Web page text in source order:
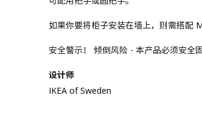
如果你要将柜子安装在墙上，则需搭配
安全警示！ 倾倒风险 - 本产品必须安全
设计师
IKEA of Sweden